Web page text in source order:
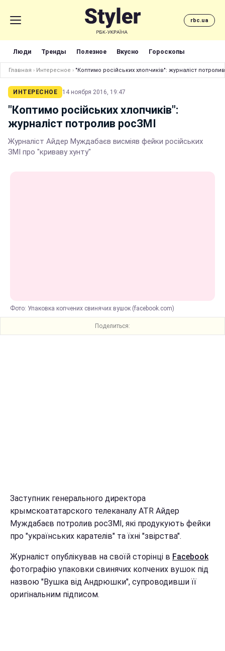
rbc.ua
Люди Тренды Полезное Вкусно Гороскопы
Главная › Интересное › "Коптимо російських хлопчиків": журналіст
ИНТЕРЕСНОЕ 14 ноября 2016, 19:47
"Коптимо російських хлопчиків":
журналіст потролив росЗМІ
Журналіст Айдер Муждабаєв висміяв фейки російських
ЗМІ про "криваву хунту"
Фото: Упаковка копчених свинячих вушок (facebook.com)
Поделиться:
Заступник генерального директора
крымскоататарского телеканалу ATR Айдер
Муждабаєв потролив росЗМІ, які продукують фейки
про "українських карателів" та їхні "звірства".
Журналіст опублікував на своїй сторінці в Facebook
фотографію упаковки свинячих копчених вушок під
назвою "Вушка від Андрюшки", супроводивши її
оригінальним підписом.